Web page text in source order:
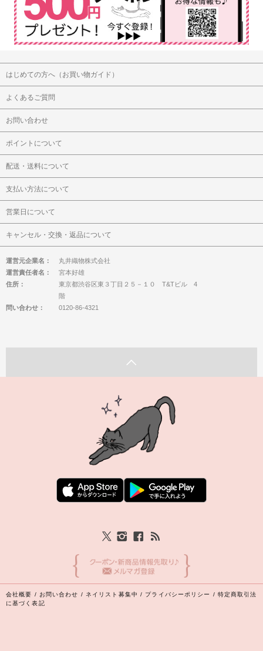
はじめての方へ（お買い物ガイド）
よくあるご質問
お問い合わせ
ポイントについて
配送・送料について
支払い方法について
営業日について
キャンセル・交換・返品について
運営元企業名：
丸井織物株式会社
運営責任者名：
宮本好雄
住所：
東京都渋谷区東３丁目２５－１０ T&Tビル 4
階
問い合わせ：
0120-86-4321
会社概要 / お問い合わせ / ネイリスト募集中 / プライバシーポリシー / 特定商取引法
に基づく表記